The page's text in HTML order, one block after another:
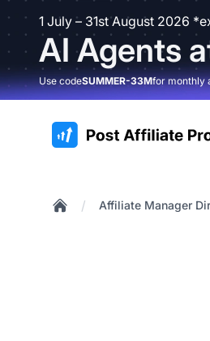
1 July – 31st August 2026
AI Agents
Use codeSUMMER-33Mfor monthly
:site.title
/ Affiliate Manager